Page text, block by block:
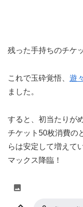
残った手持ちのチケ
これで玉砕覚悟、 遊
ました。
すると、初当たりが
チケット50枚消費の
らは安定して増えて
マックス降臨！